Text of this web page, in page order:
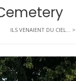
ILS VENAIENT DU CIEL... >